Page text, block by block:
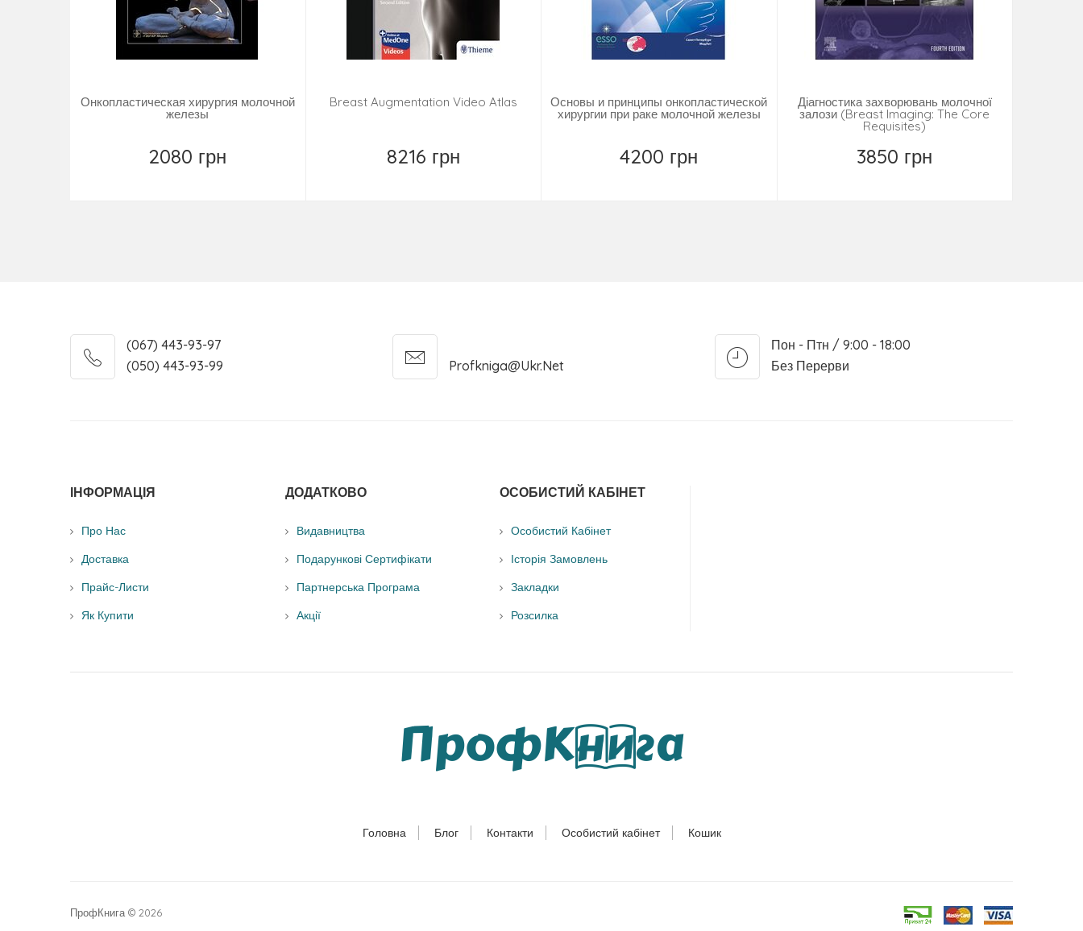
Онкопластическая хирургия молочной
железы
2080 грн
Breast Augmentation Video Atlas
8216 грн
Основы и принципы онкопластической
хирургии при раке молочной железы
4200 грн
Діагностика захворювань молочної
залози (Breast Imaging: The Core
Requisites)
3850 грн
(067) 443-93-97
(050) 443-93-99
Profkniga@ukr.net
Пон - Птн / 9:00 - 18:00
Без Перерви
ІНФОРМАЦІЯ
Про Нас
Доставка
Прайс-Листи
Як Купити
ДОДАТКОВО
Видавництва
Подарункові Сертифікати
Партнерська Програма
Акції
ОСОБИСТИЙ КАБІНЕТ
Особистий Кабінет
Історія Замовлень
Закладки
Розсилка
Головна Блог Контакти Особистий кабінет Кошик
ПрофКнига © 2026